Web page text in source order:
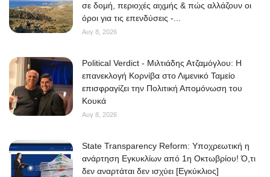
σε δομή, περιοχές αιχμής & πώς αλλάζουν οι
όροι για τις επενδύσεις -...
Αυγ 8, 2026
Political Verdict - Μιλτιάδης Ατζαμόγλου: Η
επανεκλογή Κορνίβα στο Λιμενικό Ταμείο
επισφραγίζει την Πολιτική Απομόνωση του
Κουκά
Αυγ 8, 2026
State Transparency Reform: Υποχρεωτική η
ανάρτηση Εγκυκλίων από 1η Οκτωβρίου! Ό,τι
δεν αναρτάται δεν ισχύει [Εγκύκλιος]